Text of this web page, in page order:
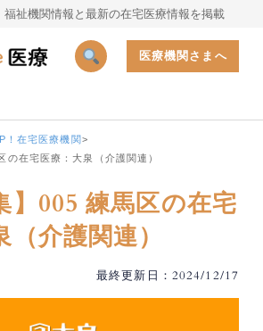
祉機関情報と最新の在宅医療情報を掲載
医療機関さまへ
！在宅医療機関>
の在宅医療：大泉（介護関連）
】005 練馬区の在宅
介護関連）
最終更新日：2024/12/17